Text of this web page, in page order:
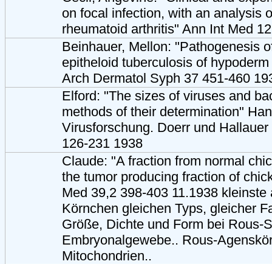
on focal infection, with an analysis
rheumatoid arthritis" Ann Int Med
Beinhauer, Mellon: "Pathogenesis
epitheloid tuberculosis of
Arch Dermatol Syph 37 451-460
Elford: "The sizes of viruses and
methods of their determination"
Virusforschung. Doerr und
126-231 1938
Claude: "A fraction from normal
the tumor producing fraction of
Med 39,2 398-403 11.1938 kleinste
Körnchen gleichen Typs, gleicher
Größe, Dichte und Form bei Rous-
Embryonalgewebe.. Rous-
Mitochondrien..